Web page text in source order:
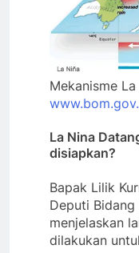
Mekanisme
La Nina
disiapkan?
Bapak Lilik
Deputi Bidang
menjelaskan
dilakukan